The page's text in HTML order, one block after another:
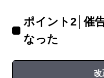
ポイント2│催
なった
改